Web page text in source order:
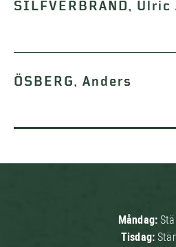
SILFVERBRAND, Ulric
ÖSBERG, Anders
Måndag:
Tisdag: